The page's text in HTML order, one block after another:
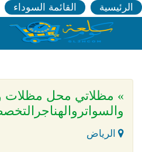
الرئيسية القائمة السوداء
الرياض